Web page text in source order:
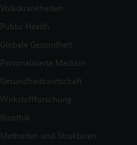
Volkskrankheiten
Public Health
Globale Gesundheit
Personalisierte Medizin
Gesundheitswirtschaft
Wirkstoffforschung
Bioethik
Methoden und Strukturen